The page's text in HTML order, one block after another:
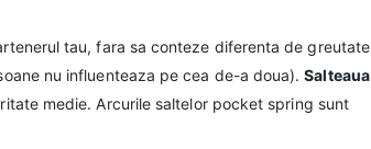
tau, fara sa conteze diferenta de greutate
nu influenteaza pe cea de-a doua).Salteaua
medie. Arcurile saltelor pocket spring sunt